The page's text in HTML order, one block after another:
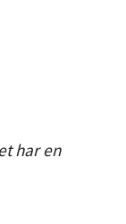
har en